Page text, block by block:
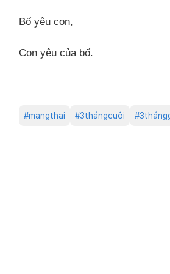
Bố yêu con,
Con yêu của bố.
#mangthai #3thángcuối #